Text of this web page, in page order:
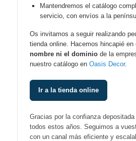
Mantendremos el catálogo
servicio, con envíos a la
Os invitamos a seguir realizando
tienda online. Hacemos hincapié
nombre ni el dominio de la
nuestro catálogo enOasis Decor.
Ir a la tienda online
Gracias por la confianza
todos estos años. Seguimos a
con un canal más eficiente y